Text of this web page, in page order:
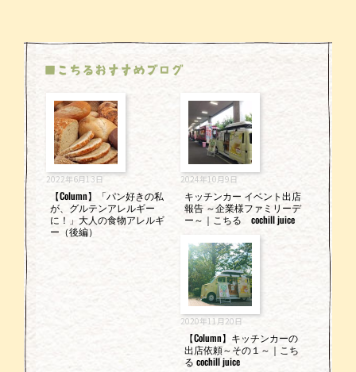
■こちるおすすめブログ
2022年6月13日
【Column】「パン好きの私
が、グルテンアレルギー
に！」大人の食物アレルギ
ー（後編）
2024年10月9日
キッチンカー イベント出店
報告 ～企業様ファミリーデ
ー～｜こちる cochill juice
2020年11月20日
【Column】キッチンカーの
出店依頼～その１～｜こち
る cochill juice